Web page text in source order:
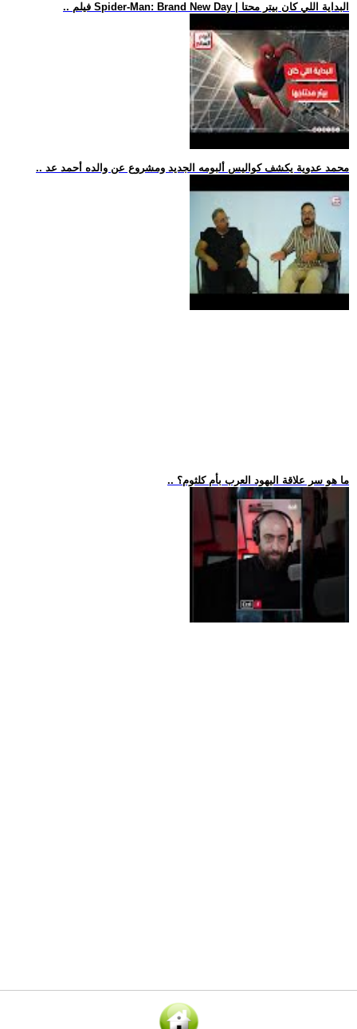
.. فيلم Spider-Man: Brand New Day | البداية اللي كان بيتر محتا
.. محمد عدوية يكشف كواليس ألبومه الجديد ومشروع عن والده أحمد عد
.. ما هو سر علاقة اليهود العرب بأم كلثوم؟